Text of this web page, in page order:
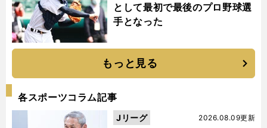
として最初で最後のプロ野球選
手となった
もっと見る
各スポーツコラム記事
2026.08.09更新
Jリーグ